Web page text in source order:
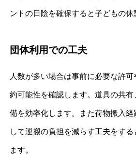
ントの日陰を確保すると子どもの休
団体利用での工夫
人数が多い場合は事前に必要な許
約可能性を確認します。道具の共
備を効率化します。また荷物搬入経
して運搬の負担を減らす工夫をする
ます。